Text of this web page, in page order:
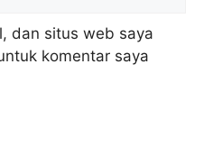
dan situs web saya
komentar saya